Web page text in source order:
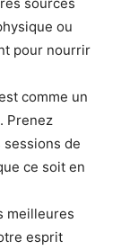
ou
pour nourrir
comme un
Prenez
sessions de
ce soit en
meilleures
esprit